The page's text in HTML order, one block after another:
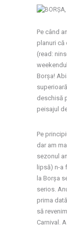
Pe când
planuri că
(read:
Borșa!
deschisă
peisajul
Pe
dar am
sezonul
lipsă) n-a
la Borșa
serios.
prima
să
Carnival.